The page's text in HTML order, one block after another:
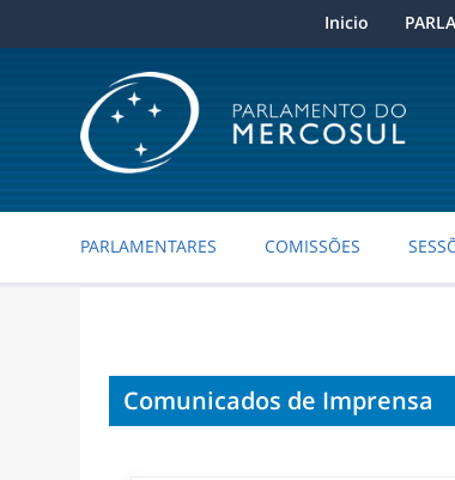
Inicio
PARLAMENTARES COMISSÕES
Comunicados de Imprensa